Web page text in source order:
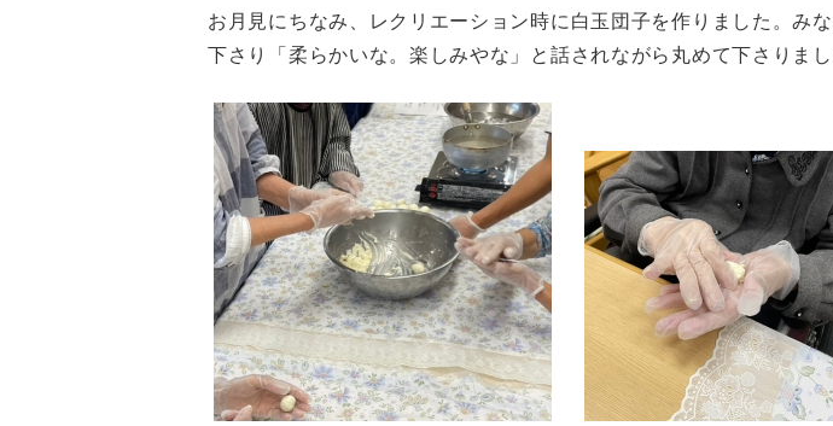
お月見にちなみ、レクリエーション時に白玉団子を作りました。み
下さり「柔らかいな。楽しみやな」と話されながら丸めて下さりまし